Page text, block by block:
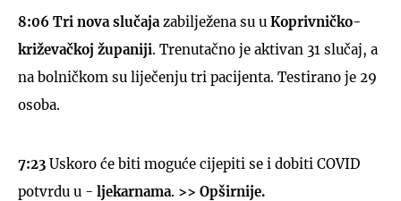
8:06 Tri nova slučajazabilježena su u Koprivničko-
križevačkoj županiji. Trenutačno je aktivan 31 slučaj, a
na bolničkom su liječenju tri pacijenta. Testirano je 29
osoba.
7:23 Uskoro će biti moguće cijepiti se i dobiti COVID
potvrdu u - ljekarnama. >> Opširnije.